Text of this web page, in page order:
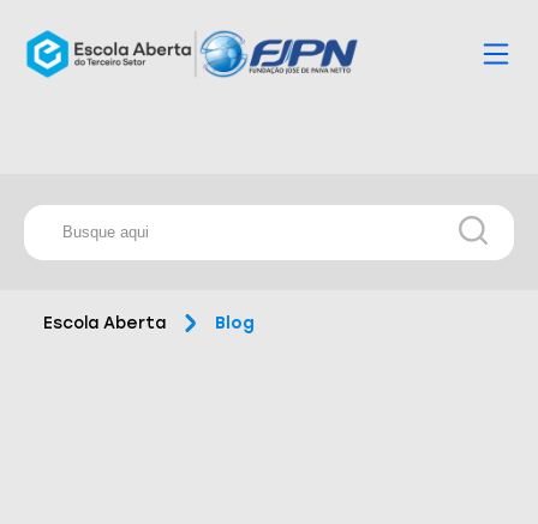
Escola Aberta Blog